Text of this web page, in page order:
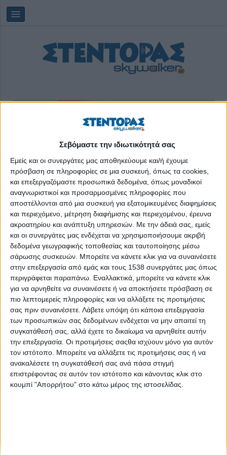
Σεβόμαστε την ιδιωτικότητά σας
Εμείς και οι συνεργάτες μας αποθηκεύουμε και/ή έχουμε
πρόσβαση σε πληροφορίες σε μια συσκευή, όπως τα cookies,
και επεξεργαζόμαστε προσωπικά δεδομένα, όπως μοναδικοί
αναγνωριστικοί και προσαρμοσμένες πληροφορίες που
αποστέλλονται από μια συσκευή για εξατομικευμένες διαφημίσεις
και περιεχόμενο, μέτρηση διαφήμισης και περιεχομένου, έρευνα
ακροατηρίου και ανάπτυξη υπηρεσιών. Με την άδειά σας, εμείς
και οι συνεργάτες μας ενδέχεται να χρησιμοποιήσουμε ακριβή
δεδομένα γεωγραφικής τοποθεσίας και ταυτοποίησης μέσω
σάρωσης συσκευών. Μπορείτε να κάνετε κλικ για να συναινέσετε
στην επεξεργασία από εμάς και τους 1538 συνεργάτες μας όπως
περιγράφεται παραπάνω. Εναλλακτικά, μπορείτε να κάνετε κλικ
για να αρνηθείτε να συναινέσετε ή να αποκτήσετε πρόσβαση σε
πιο λεπτομερείς πληροφορίες και να αλλάξετε τις προτιμήσεις
σας πριν συναινέσετε. Λάβετε υπόψη ότι κάποια επεξεργασία
των προσωπικών σας δεδομένων ενδέχεται να μην απαιτεί τη
συγκατάθεσή σας, αλλά έχετε το δικαίωμα να αρνηθείτε αυτήν
την επεξεργασία. Οι προτιμήσεις σαςθα ισχύουν μόνο για αυτόν
τον ιστότοπο. Μπορείτε να αλλάξετε τις προτιμήσεις σας ή να
ανακαλέσετε τη συγκατάθεσή σας ανά πάσα στιγμή
επιστρέφοντας σε αυτόν τον ιστότοπο και κάνοντας κλικ στο
κουμπί "Απορρήτου" στο κάτω μέρος της ιστοσελίδας.
Πέμπτη, 06/08/202621:50:03
worshop
Επιτυχώς ολοκληρώθηκαν η Ημερίδα Ενημέρωσης & το
Τριήμερο Περιφερειακό Εργαστήριο Κυκλικής
Οικονομίας στην Κρήτη, στο πλαίσιο του Έργου LIFE-IP
CEI-Greece
Περισσότερες από 2.500 συναντήσεις εργασίας στο
#JobDay DEV